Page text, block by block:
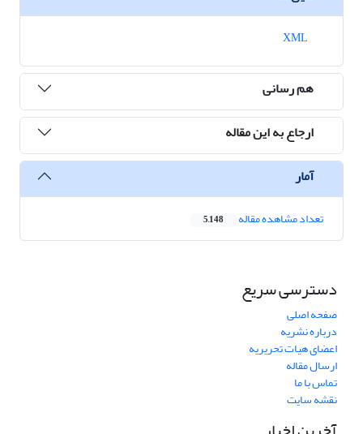
هم رسانی
ارجاع به این مقاله
آمار
تعداد مشاهده مقاله 5,148
دسترسی سریع
صفحه اصلی
درباره نشریه
اعضای هیات تحریریه
ارسال مقاله
تماس با ما
نقشه سایت